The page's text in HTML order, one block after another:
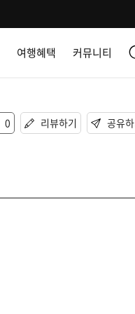
여행혜택 커뮤니티
0 리뷰하기 공유